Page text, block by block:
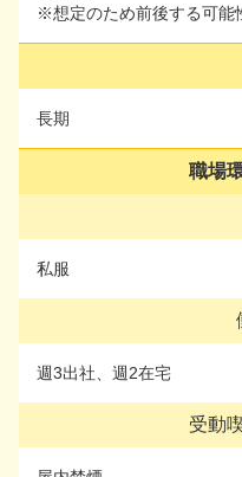
10時間
※想定のため前後する可
長期
職場
私服
週3出社、週2在宅
受動
※想定のため前後する可能
長期
職場
私服
週3出社、週2在宅
受動